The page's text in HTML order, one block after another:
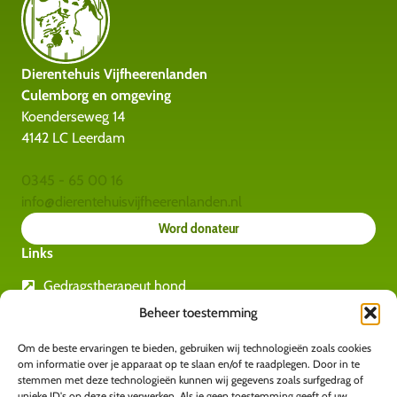
Beheer toestemming
Om de beste ervaringen te bieden, gebruiken wij technologieën zoals cookies
om informatie over je apparaat op te slaan en/of te raadplegen. Door in te
stemmen met deze technologieën kunnen wij gegevens zoals surfgedrag of
Dierentehuis Vijfheerenlanden
Culemborg en omgeving
Koenderseweg 14
4142 LC Leerdam
0345 - 65 00 16
info@dierentehuisvijfheerenlanden.nl
Word donateur
Links
Gedragstherapeut hond
Amvedi
Kids for animals